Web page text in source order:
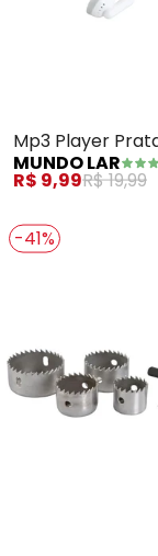
Mp3 Player
MUNDO LAR
R$ 9,99R$ 19,99
-41%